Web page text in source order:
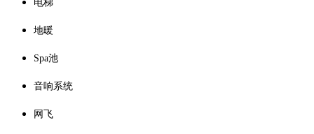
电梯
地暖
Spa池
音响系统
网飞